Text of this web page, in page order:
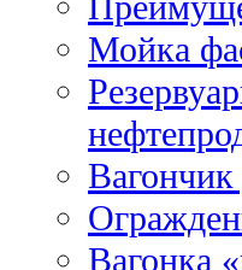
Мойка
Вагонка